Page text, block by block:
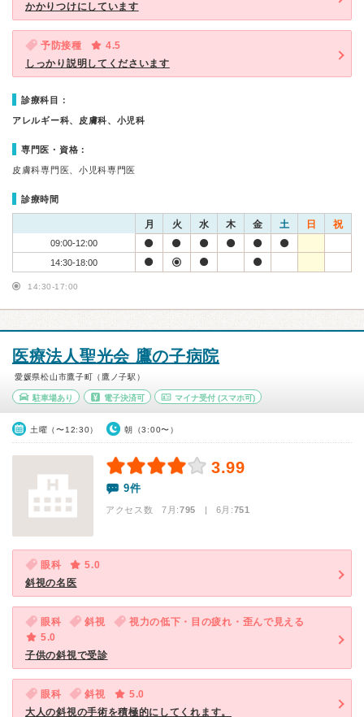
かかりつけにしています
予防接種
4.5
しっかり説明してくださいます
診療科目：
アレルギー科、皮膚科、小児科
専門医・資格：
皮膚科専門医、小児科専門医
診療時間
月 火 水 木 金 土 日 祝
09:00-12:00
14:30-18:00
14:30-17:00
医療法人聖光会 鷹の子病院
愛媛県松山市鷹子町（鷹ノ子駅）
駐車場あり 電子決済可 マイナ受付 (スマホ可)
土曜（〜12:30） 朝（3:00〜）
3.99
9件
アクセス数 7月:795 | 6月:751
眼科
5.0
斜視の名医
眼科 斜視
視力の低下・目の疲れ・歪んで見える
5.0
子供の斜視で受診
眼科 斜視
5.0
大人の斜視の手術を積極的にしてくれます。